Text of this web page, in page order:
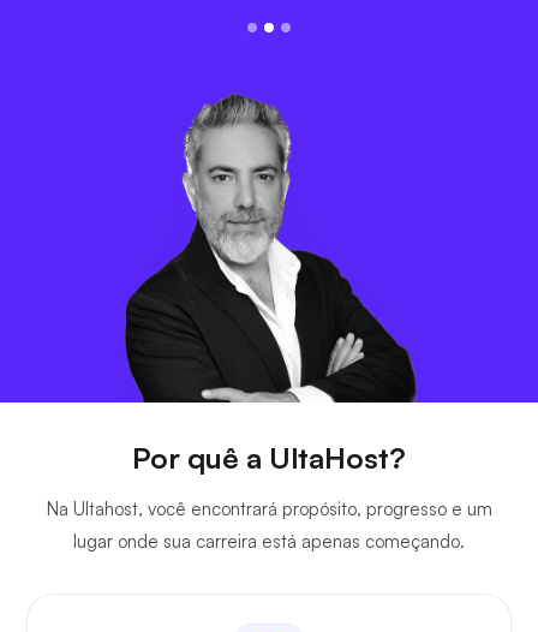
Por quê a UltaHost?
Na Ultahost, você encontrará propósito, progresso e um
lugar onde sua carreira está apenas começando.